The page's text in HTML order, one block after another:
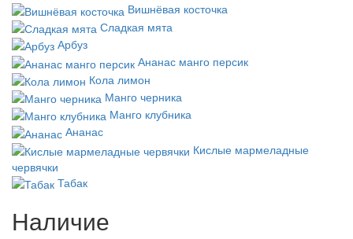
Вишнёвая косточка
Сладкая мята
Арбуз
Ананас манго персик
Кола лимон
Манго черника
Манго клубника
Ананас
Кислые мармеладные
червячки
Табак
Наличие